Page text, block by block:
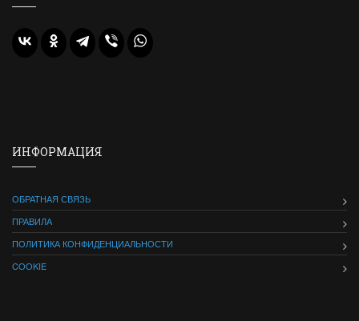
ИНФОРМАЦИЯ
ОБРАТНАЯ СВЯЗЬ
ПРАВИЛА
ПОЛИТИКА КОНФИДЕНЦИАЛЬНОСТИ
COOKIE